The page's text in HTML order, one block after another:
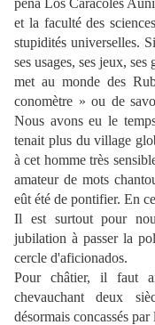
peña Los Caracoles
et la faculté des
stupidités universelles.
ses usages, ses jeux,
met au monde des
conomètre » ou de
Nous avons eu le
tenait plus du village
à cet homme très
amateur de mots
eût été de pontifier. En
Il est surtout pour
jubilation à passer la
cercle d'aficionados.
Pour châtier, il faut
chevauchant deux
désormais concassés